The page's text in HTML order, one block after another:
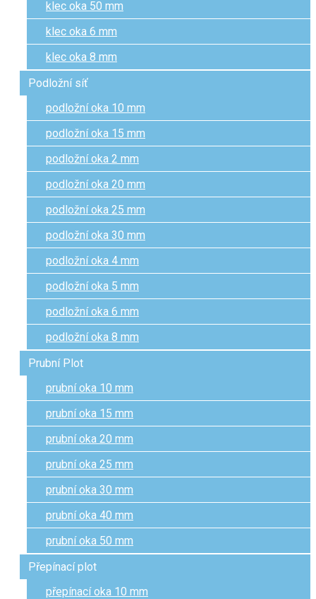
klec oka 50 mm
klec oka 6 mm
klec oka 8 mm
Podložní síť
podložní oka 10 mm
podložní oka 15 mm
podložní oka 2 mm
podložní oka 20 mm
podložní oka 25 mm
podložní oka 30 mm
podložní oka 4 mm
podložní oka 5 mm
podložní oka 6 mm
podložní oka 8 mm
Prubní Plot
prubní oka 10 mm
prubní oka 15 mm
prubní oka 20 mm
prubní oka 25 mm
prubní oka 30 mm
prubní oka 40 mm
prubní oka 50 mm
Přepínací plot
přepínací oka 10 mm